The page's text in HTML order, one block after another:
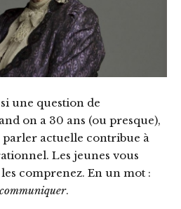
une question de
on a 30 ans (ou presque),
actuelle contribue à
Les jeunes vous
comprenez. En un mot :
communiquer.